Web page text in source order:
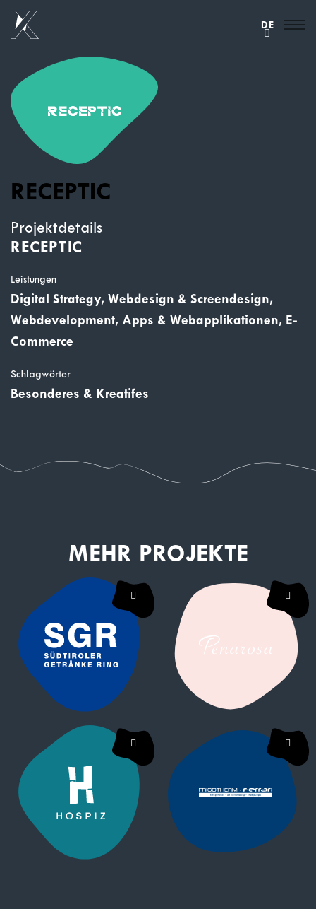
DE
RECEPTIC
Projektdetails
RECEPTIC
Leistungen
Digital Strategy, Webdesign & Screendesign,
Webdevelopment, Apps & Webapplikationen, E-
Commerce
Schlagwörter
Besonderes & Kreatifes
MEHR PROJEKTE